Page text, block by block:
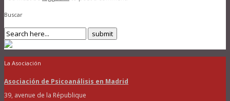
Buscar
La Asociación
Asociación de Psicoanálisis en Madrid
39, avenue de la République